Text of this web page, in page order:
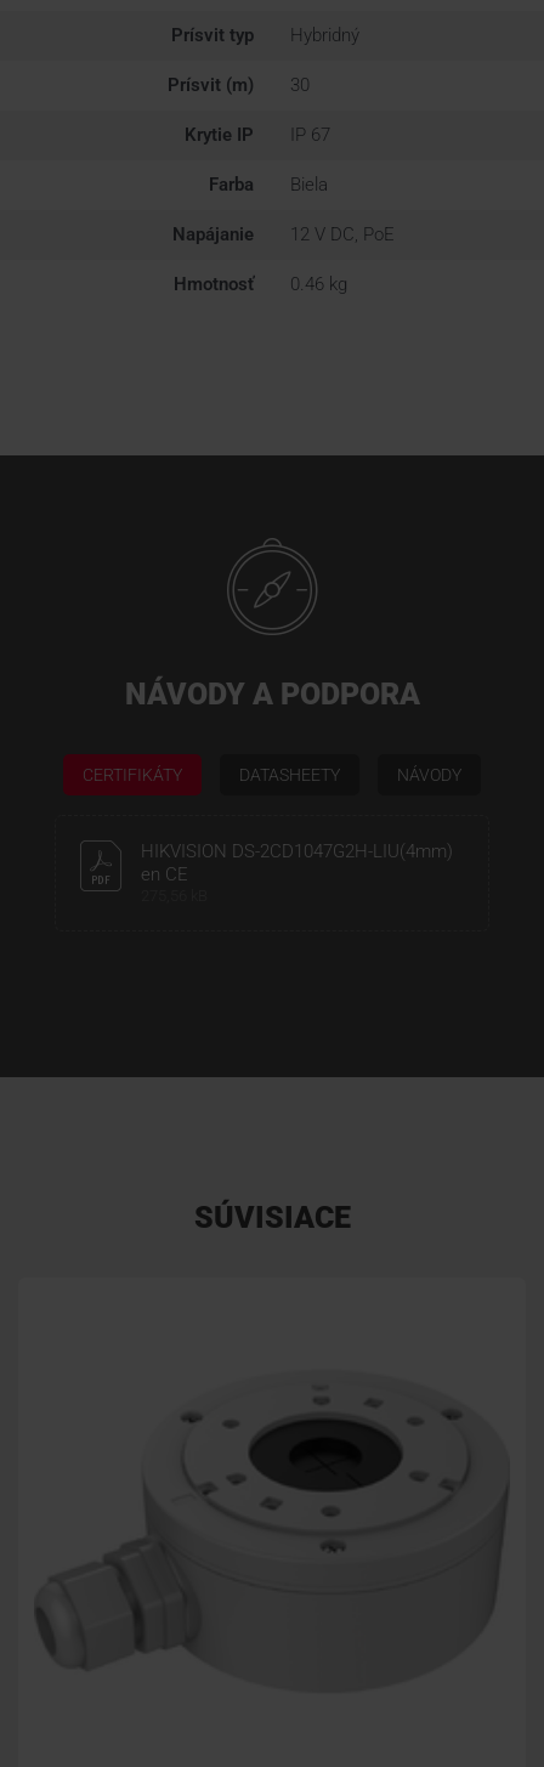
Prísvit typ Hybridný
Prísvit (m) 30
Krytie IP IP 67
Farba Biela
Napájanie 12 V DC, PoE
Hmotnosť 0.46 kg
NÁVODY A PODPORA
CERTIFIKÁTY DATASHEETY NÁVODY
HIKVISION DS-2CD1047G2H-LIU(4mm)
en CE
SÚVISIACE